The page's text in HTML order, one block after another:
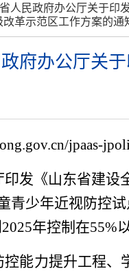
人民政府办公厅关于印
革示范区工作方案的通
府办公厅关
jpaas-
发《山东省建设
青少年近视防控
年控制在55%
控能力提升工程